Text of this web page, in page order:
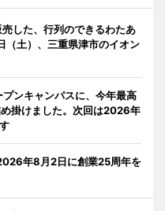
売した、行列のできるわたあ
土）、三重県津市のイオン
プンキャンパスに、今年最高
掛けました。次回は2026年
年8月2日に創業25周年を